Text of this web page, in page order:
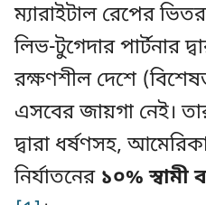
ম্যারাইটাল রেপের
লিভ-টুগেদার পার্টনার
রক্ষণশীল দেশে
এসবের জায়গা নেই।
দ্বারা ধর্ষণসহ,
নির্যাতনের ১০% স্বামী